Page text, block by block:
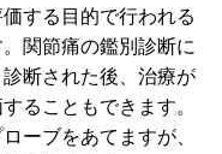
する目的で行われる
関節痛の鑑別診断に
断された後、治療が
ることもできます。
ーブをあてますが、